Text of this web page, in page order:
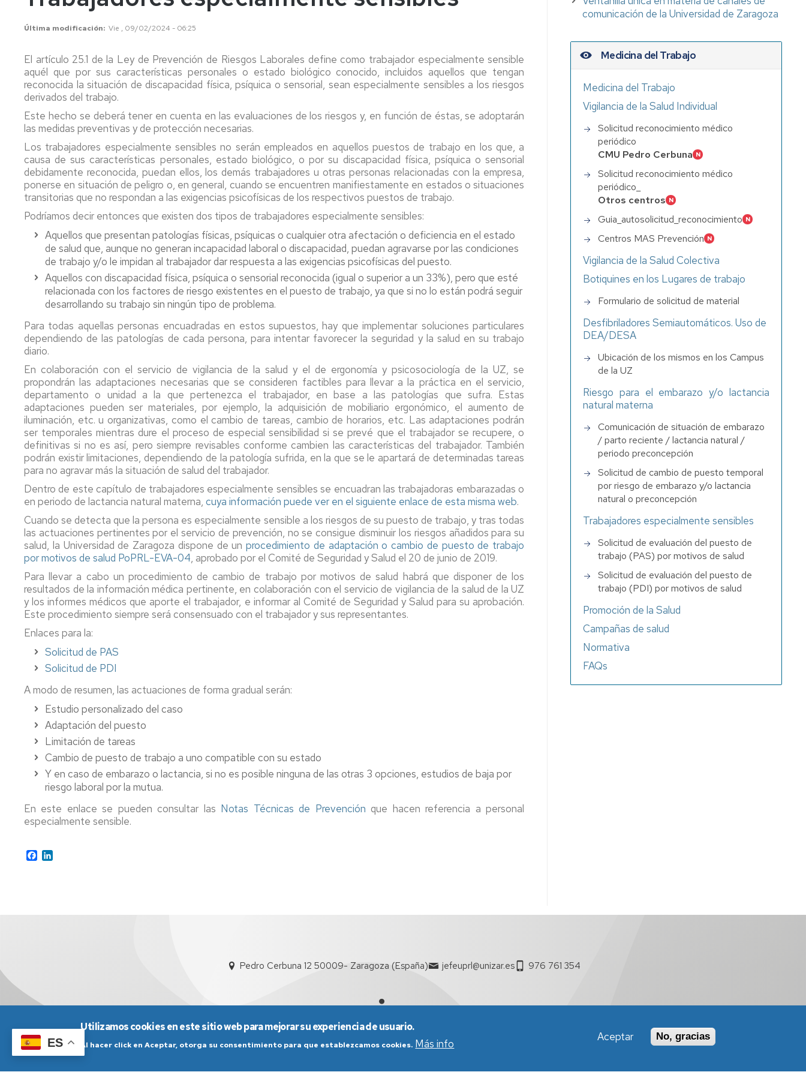
ES
Psicosociología
Aplicada.
FAQS
ionizantes
Contaminantes
Agentes
biológicos
Salud
Colectiva
Riesgo
el
embarazo
y/o
lactancia
natural
Comunicación
situación
de
embarazo
/
parto
reciente
/
lactancia
natural
/
periodo
preconcepción
Solicitud
cambio
de
puesto
por
riesgo
de
embarazo
y/o
lactancia
natural
o
Trabajadores
especialmente
sensibles
Empresa
saludable,
promoción
de
salud
salud
Normativa
FAQ's
altura
Riesgo
Maquinas
Equipos
de
Trabajo
Almacenamiento
de
químicos
Seguridad
incendios
Concurrencia
de
actividades
Última modificación Vie , 09/02/2024 - 06:25
El artículo 25.1 de la Ley de Prevención de Riesgos Laborales define como trabajador especialmente sensible
aquél que por sus características personales o estado biológico conocido, incluidos aquellos que tengan
reconocida la situación de discapacidad física, psíquica o sensorial, sean especialmente sensibles a los riesgos
derivados del trabajo.
Este hecho se deberá tener en cuenta en las evaluaciones de los riesgos y, en función de éstas, se adoptarán
las medidas preventivas y de protección necesarias.
Los trabajadores especialmente sensibles no serán empleados en aquellos puestos de trabajo en los que, a
causa de sus características personales, estado biológico, o por su discapacidad física, psíquica o sensorial
debidamente reconocida, puedan ellos, los demás trabajadores u otras personas relacionadas con la empresa,
ponerse en situación de peligro o, en general, cuando se encuentren manifiestamente en estados o situaciones
transitorias que no respondan a las exigencias psicofísicas de los respectivos puestos de trabajo.
Podríamos decir entonces que existen dos tipos de trabajadores especialmente sensibles:
Aquellos que presentan patologías físicas, psíquicas o cualquier otra afectación o deficiencia en el estado
de salud que, aunque no generan incapacidad laboral o discapacidad, puedan agravarse por las condiciones
de trabajo y/o le impidan al trabajador dar respuesta a las exigencias psicofísicas del puesto.
Aquellos con discapacidad física, psíquica o sensorial reconocida (igual o superior a un 33%), pero que esté
relacionada con los factores de riesgo existentes en el puesto de trabajo, ya que si no lo están podrá seguir
desarrollando su trabajo sin ningún tipo de problema.
Para todas aquellas personas encuadradas en estos supuestos, hay que implementar soluciones particulares
dependiendo de las patologías de cada persona, para intentar favorecer la seguridad y la salud en su trabajo
diario.
En colaboración con el servicio de vigilancia de la salud y el de ergonomía y psicosociología de la UZ, se
propondrán las adaptaciones necesarias que se consideren factibles para llevar a la práctica en el servicio,
departamento o unidad a la que pertenezca el trabajador, en base a las patologías que sufra. Estas
adaptaciones pueden ser materiales, por ejemplo, la adquisición de mobiliario ergonómico, el aumento de
iluminación, etc. u organizativas, como el cambio de tareas, cambio de horarios, etc. Las adaptaciones podrán
ser temporales mientras dure el proceso de especial sensibilidad si se prevé que el trabajador se recupere, o
definitivas si no es así, pero siempre revisables conforme cambien las características del trabajador. También
podrán existir limitaciones, dependiendo de la patología sufrida, en la que se le apartará de determinadas tareas
para no agravar más la situación de salud del trabajador.
Dentro de este capítulo de trabajadores especialmente sensibles se encuadran las trabajadoras embarazadas o
en periodo de lactancia natural materna, cuya información puede ver en el siguiente enlace de esta misma web.
Cuando se detecta que la persona es especialmente sensible a los riesgos de su puesto de trabajo, y tras todas
las actuaciones pertinentes por el servicio de prevención, no se consigue disminuir los riesgos añadidos para su
salud, la Universidad de Zaragoza dispone de unprocedimiento de adaptación o cambio de puesto de trabajo
por motivos de salud PoPRL-EVA-04, aprobado por el Comité de Seguridad y Salud el 20 de junio de 2019.
Para llevar a cabo un procedimiento de cambio de trabajo por motivos de salud habrá que disponer de los
resultados de la información médica pertinente, en colaboración con el servicio de vigilancia de la salud de la UZ
y los informes médicos que aporte el trabajador, e informar al Comité de Seguridad y Salud para su aprobación.
Este procedimiento siempre será consensuado con el trabajador y sus representantes.
Enlaces para la:
Solicitud de PAS
Solicitud de PDI
A modo de resumen, las actuaciones de forma gradual serán:
Estudio personalizado del caso
Adaptación del puesto
Limitación de tareas
Cambio de puesto de trabajo a uno compatible con su estado
Y en caso de embarazo o lactancia, si no es posible ninguna de las otras 3 opciones, estudios de baja por
riesgo laboral por la mutua.
En este enlace se pueden consultar las Notas Técnicas de Prevención que hacen referencia a personal
especialmente sensible.
Facebook
comunicación de la Universidad de Zaragoza
Medicina del Trabajo
Medicina del Trabajo
Vigilancia de la Salud Individual
Solicitud reconocimiento médico
periódico
CMU Pedro Cerbuna
Solicitud reconocimiento médico
periódico_
Otros centros
Guia_autosolicitud_reconocimiento
Centros MAS Prevención
Vigilancia de la Salud Colectiva
Botiquines en los Lugares de trabajo
Formulario de solicitud de material
Desfibriladores Semiautomáticos. Uso de
DEA/DESA
Ubicación de los mismos en los Campus
de la UZ
Riesgo para el embarazo y/o lactancia
natural materna
Comunicación de situación de embarazo
/ parto reciente / lactancia natural /
periodo preconcepción
Solicitud de cambio de puesto temporal
por riesgo de embarazo y/o lactancia
natural o preconcepción
Trabajadores especialmente sensibles
Solicitud de evaluación del puesto de
trabajo (PAS) por motivos de salud
Solicitud de evaluación del puesto de
trabajo (PDI) por motivos de salud
Promoción de la Salud
Campañas de salud
Normativa
FAQs
Pedro Cerbuna 12 50009- Zaragoza (España) jefeuprl@unizar.es 976 761 354
Aviso Legal Condiciones generales de uso Política de Privacidad Política de Cookies Política de Accesibilidad
Utilizamos cookies en este sitio web para mejorar su experiencia de usuario.
Al hacer click en Aceptar, otorga su consentimiento para que establezcamos cookies. Más info
Aceptar No, gracias